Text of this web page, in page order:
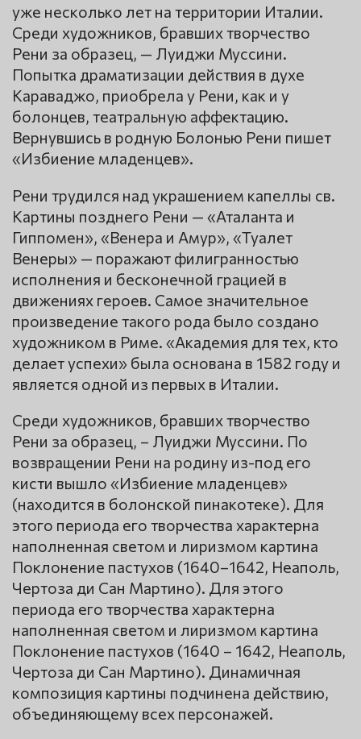
уже несколько лет на территории Италии.
Среди художников, бравших творчество
Рени за образец, — Луиджи Муссини.
Попытка драматизации действия в духе
Караваджо, приобрела у Рени, как и у
болонцев, театральную аффектацию.
Вернувшись в родную Болонью Рени пишет
«Избиение младенцев».
Рени трудился над украшением капеллы св.
Картины позднего Рени — «Аталанта и
Гиппомен», «Венера и Амур», «Туалет
Венеры» — поражают филигранностью
исполнения и бесконечной грацией в
движениях героев. Самое значительное
произведение такого рода было создано
художником в Риме. «Академия для тех, кто
делает успехи» была основана в 1582 году и
является одной из первых в Италии.
Среди художников, бравших творчество
Рени за образец, – Луиджи Муссини. По
возвращении Рени на родину из-под его
кисти вышло «Избиение младенцев»
(находится в болонской пинакотеке). Для
этого периода его творчества характерна
наполненная светом и лиризмом картина
Поклонение пастухов (1640–1642, Неаполь,
Чертоза ди Сан Мартино). Для этого
периода его творчества характерна
наполненная светом и лиризмом картина
Поклонение пастухов (1640 – 1642, Неаполь,
Чертоза ди Сан Мартино). Динамичная
композиция картины подчинена действию,
объединяющему всех персонажей.